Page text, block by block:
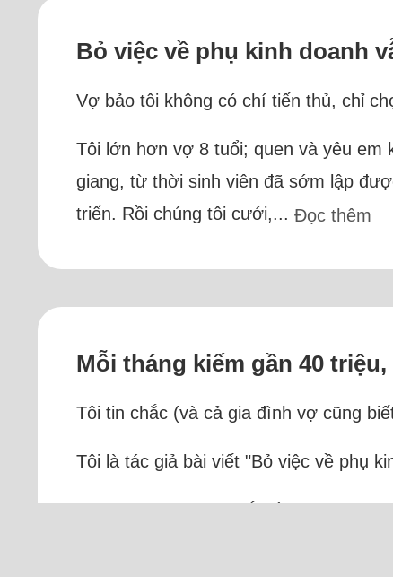
Bỏ việc về phụ kinh doanh
Vợ bảo tôi không có chí tiến thủ, chỉ
Tôi lớn hơn vợ 8 tuổi; quen và yêu em
giang, từ thời sinh viên đã sớm lập
triển. Rồi chúng tôi cưới,... Đọc thêm
Mỗi tháng kiếm gần 40
Tôi tin chắc (và cả gia đình vợ cũng
Tôi là tác giả bài viết "Bỏ việc về phụ
Ngày xưa khi vợ tôi bắt đầu khởi